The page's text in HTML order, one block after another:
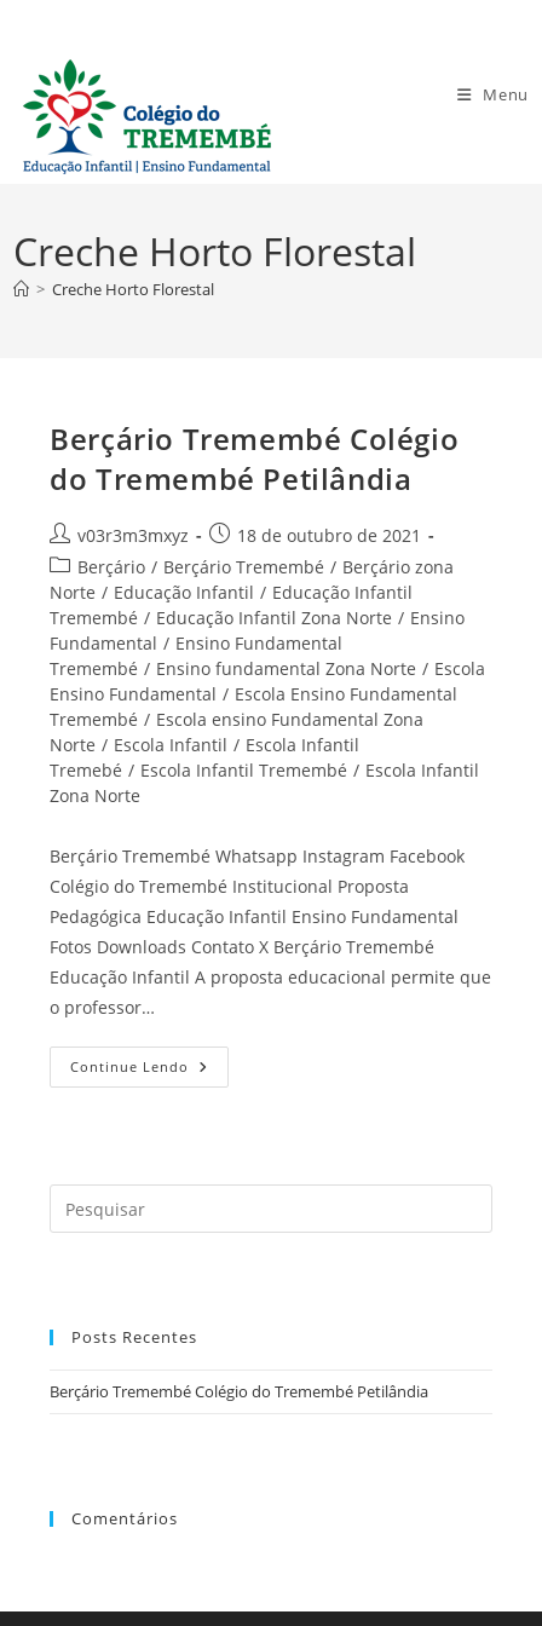
conteúdo
Menu
Creche Horto Florestal
> Creche Horto Florestal
Berçário Tremembé Colégio
do Tremembé Petilândia
Autor
do
post:
v03r3m3mxyz
Post
publicado:
18 de outubro de 2021
Categoria
do
post:
Berçário / Berçário Tremembé / Berçário zona
Norte / Educação Infantil / Educação Infantil
Tremembé / Educação Infantil Zona Norte / Ensino
Fundamental / Ensino Fundamental
Tremembé / Ensino fundamental Zona Norte / Escola
Ensino Fundamental / Escola Ensino Fundamental
Tremembé / Escola ensino Fundamental Zona
Norte / Escola Infantil / Escola Infantil
Tremebé / Escola Infantil Tremembé / Escola Infantil
Zona Norte
Berçário Tremembé Whatsapp Instagram Facebook
Colégio do Tremembé Institucional Proposta
Pedagógica Educação Infantil Ensino Fundamental
Fotos Downloads Contato X Berçário Tremembé
Educação Infantil A proposta educacional permite que
o professor…
Continue Lendo Berçário
Tremembé
a
Posts Recentes
Berçário Tremembé Colégio do Tremembé Petilândia
Comentários